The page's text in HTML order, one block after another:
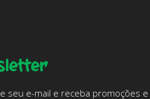
seu e-mail e receba promoções e